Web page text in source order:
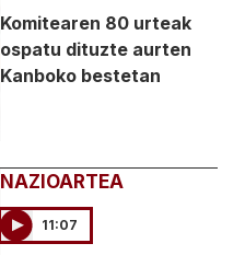
Komitearen 80 urteak
ospatu dituzte aurten
Kanboko bestetan
NAZIOARTEA
11:07